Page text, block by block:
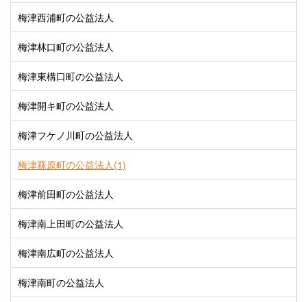
梅津西浦町の公益法人
梅津林口町の公益法人
梅津東構口町の公益法人
梅津開キ町の公益法人
梅津フケノ川町の公益法人
梅津罧原町の公益法人(1)
梅津前田町の公益法人
梅津南上田町の公益法人
梅津南広町の公益法人
梅津南町の公益法人